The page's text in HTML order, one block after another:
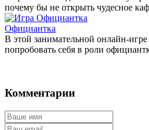
почему бы не открыть чудесное
Официантка
В этой занимательной онлайн-игре
попробовать себя в роли
Комментарии